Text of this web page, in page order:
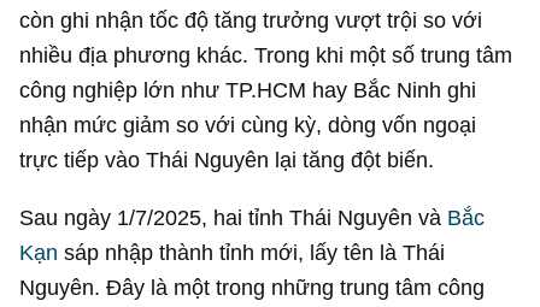
còn ghi nhận tốc độ tăng trưởng vượt trội so với
nhiều địa phương khác. Trong khi một số trung tâm
công nghiệp lớn như TP.HCM hay Bắc Ninh ghi
nhận mức giảm so với cùng kỳ, dòng vốn ngoại
trực tiếp vào Thái Nguyên lại tăng đột biến.
Sau ngày 1/7/2025, hai tỉnh Thái Nguyên và Bắc
Kạn sáp nhập thành tỉnh mới, lấy tên là Thái
Nguyên. Đây là một trong những trung tâm công